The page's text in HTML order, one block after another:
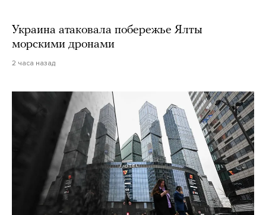
Украина атаковала побережье Ялты
морскими дронами
2 часа назад